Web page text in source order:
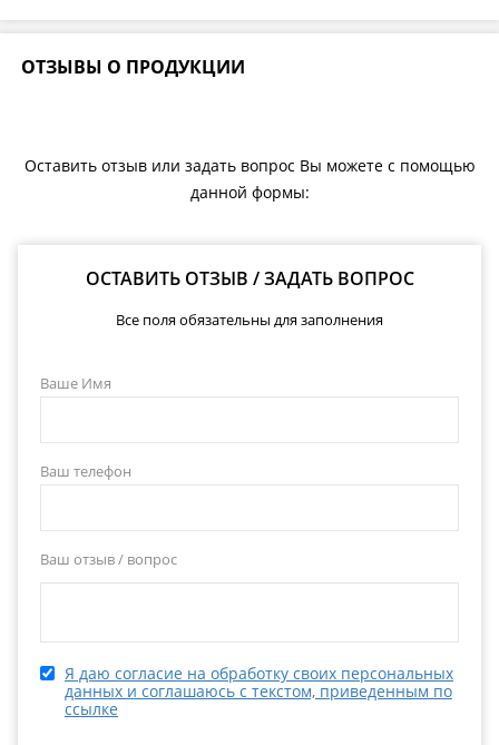
ОТЗЫВЫ О ПРОДУКЦИИ
Оставить отзыв или задать вопрос Вы можете с помощью
данной формы:
ОСТАВИТЬ ОТЗЫВ / ЗАДАТЬ ВОПРОС
Все поля обязательны для заполнения
Ваше Имя
Ваш телефон
Ваш отзыв / вопрос
Я даю согласие на обработку своих персональных
данных и соглашаюсь с текстом, приведенным по
ссылке